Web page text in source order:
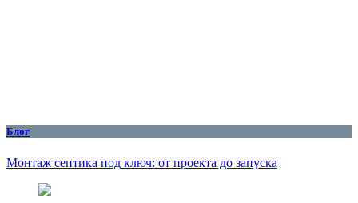
Блог
Монтаж септика под ключ: от проекта до запуска